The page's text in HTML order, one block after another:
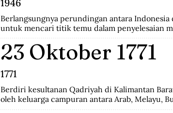
1946
Berlangsungnya perundingan antara Indonesia
untuk mencari titik temu dalam penyelesaian
23 Oktober 1771
1771
Berdiri kesultanan Qadriyah di Kalimantan
oleh keluarga campuran antara Arab, Melayu,